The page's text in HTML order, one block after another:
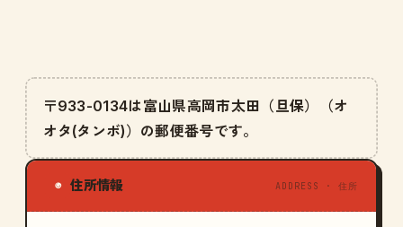
〒933-0134は富山県高岡市太田（旦保）（オ
オタ(タンボ)）の郵便番号です。
◉ 住所情報 ADDRESS · 住所